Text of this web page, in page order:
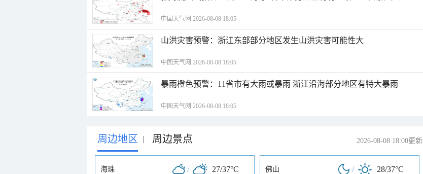
中国天气网 2026-08-08 18:05
山洪灾害预警：浙江东部部分地区发生山洪灾害可能性大
中国天气网 2026-08-08 18:05
暴雨橙色预警：11省市有大雨或暴雨 浙江沿海部分地区有特大暴雨
中国天气网 2026-08-08 18:05
周边地区 | 周边景点 2026-08-08 18:00更新
海珠 / 27/37°C 佛山 / 28/37°C